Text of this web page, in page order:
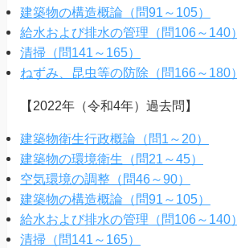
建築物の構造概論（問91～105）
給水および排水の管理（問106～140）
清掃（問141～165）
ねずみ、昆虫等の防除（問166～180）
【2022年（令和4年）過去問】
建築物衛生行政概論（問1～20）
建築物の環境衛生（問21～45）
空気環境の調整（問46～90）
建築物の構造概論（問91～105）
給水および排水の管理（問106～140）
清掃（問141～165）